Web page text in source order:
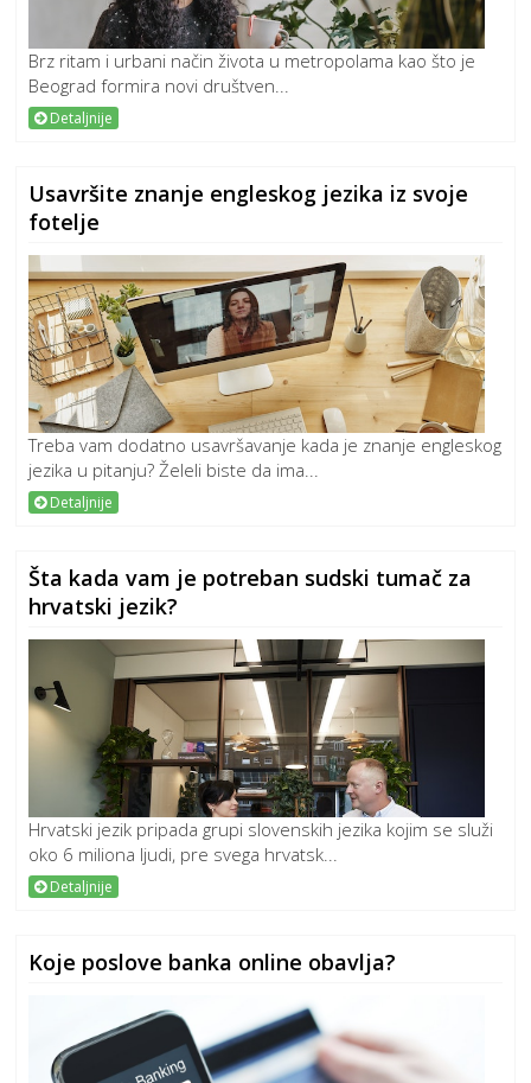
Brz ritam i urbani način života u metropolama kao što je
Beograd formira novi društven...
Detaljnije
Usavršite znanje engleskog jezika iz svoje
fotelje
Treba vam dodatno usavršavanje kada je znanje engleskog
jezika u pitanju? Želeli biste da ima...
Detaljnije
Šta kada vam je potreban sudski tumač za
hrvatski jezik?
Hrvatski jezik pripada grupi slovenskih jezika kojim se služi
oko 6 miliona ljudi, pre svega hrvatsk...
Detaljnije
Koje poslove banka online obavlja?